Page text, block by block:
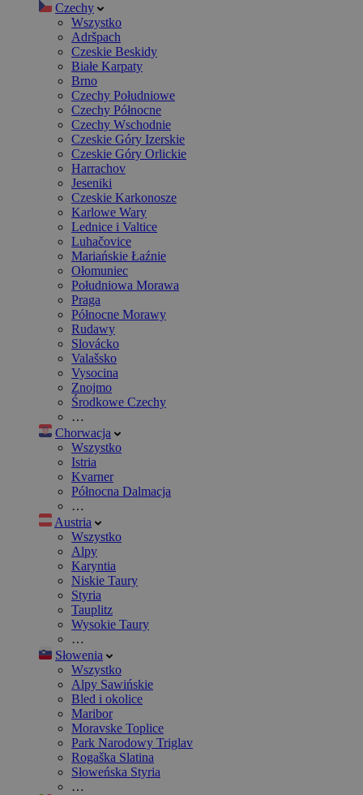
Czechy
Wszystko
Adršpach
Czeskie Beskidy
Białe Karpaty
Brno
Czechy Południowe
Czechy Północne
Czechy Wschodnie
Czeskie Góry Izerskie
Czeskie Góry Orlickie
Harrachov
Jeseniki
Czeskie Karkonosze
Karlowe Wary
Lednice i Valtice
Luhačovice
Mariańskie Łaźnie
Ołomuniec
Południowa Morawa
Praga
Północne Morawy
Rudawy
Slovácko
Valašsko
Vysocina
Znojmo
Środkowe Czechy
…
Chorwacja
Wszystko
Istria
Kvarner
Północna Dalmacja
…
Austria
Wszystko
Alpy
Karyntia
Niskie Taury
Styria
Tauplitz
Wysokie Taury
…
Słowenia
Wszystko
Alpy Sawińskie
Bled i okolice
Maribor
Moravske Toplice
Park Narodowy Triglav
Rogaška Slatina
Słoweńska Styria
…